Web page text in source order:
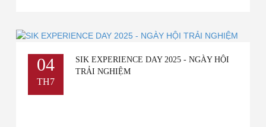
04
TH7
SIK EXPERIENCE DAY 2025 - NGÀY HỘI
TRẢI NGHIỆM